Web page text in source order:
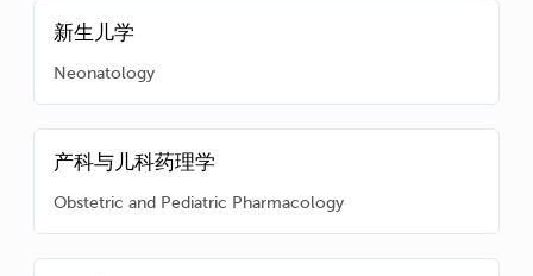
新生儿学
Neonatology
产科与儿科药理学
Obstetric and Pediatric Pharmacology